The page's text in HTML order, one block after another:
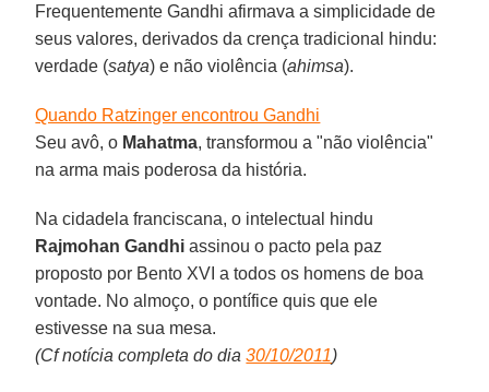
Frequentemente Gandhi afirmava a simplicidade de
seus valores, derivados da crença tradicional hindu:
verdade (satya) e não violência (ahimsa).
Quando Ratzinger encontrou Gandhi
Seu avô, o Mahatma, transformou a "não violência"
na arma mais poderosa da história.
Na cidadela franciscana, o intelectual hindu
Rajmohan Gandhi assinou o pacto pela paz
proposto por Bento XVI a todos os homens de boa
vontade. No almoço, o pontífice quis que ele
estivesse na sua mesa.
(Cf notícia completa do dia30/10/2011)